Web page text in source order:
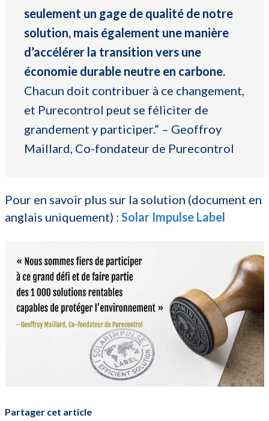
seulement un gage de qualité de notre
solution, mais également une manière
d’accélérer la transition vers une
économie durable neutre en carbone.
Chacun doit contribuer à ce changement,
et Purecontrol peut se féliciter de
grandement y participer.” – Geoffroy
Maillard, Co-fondateur de Purecontrol
Pour en savoir plus sur la solution (document en
anglais uniquement) : Solar Impulse Label
Partager cet article